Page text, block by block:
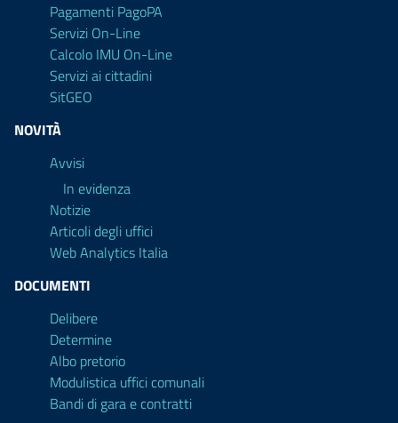
Pagamenti PagoPA
Servizi On-Line
Calcolo IMU On-Line
Servizi ai cittadini
SitGEO
NOVITÀ
Avvisi
In evidenza
Notizie
Articoli degli uffici
Web Analytics Italia
DOCUMENTI
Delibere
Determine
Albo pretorio
Modulistica uffici comunali
Bandi di gara e contratti